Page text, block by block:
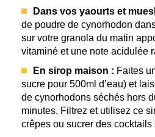
Dans vos yaourts et
de poudre de cynorhodon
sur votre granola du matin
vitaminé et une note acidulée
En sirop maison : Faites
sucre pour 500ml d’eau) et
de cynorhodons séchés hors
minutes. Filtrez et utilisez ce
crêpes ou sucrer des cocktails